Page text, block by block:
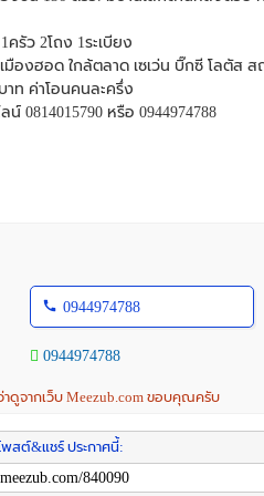
ครัว 2โถง 1ระเบียง
มืองฮอด ใกล้ตลาด เซเว่น บิ๊กซี โลตัส
าท ค่าโอนคนละครึ่ง
น์ 0814015790 หรือ 0944974788
0944974788
0944974788
ดูจากเว็บ Meezub.com ขอบคุณครับ
สต์&แชร์ ประกาศนี้: